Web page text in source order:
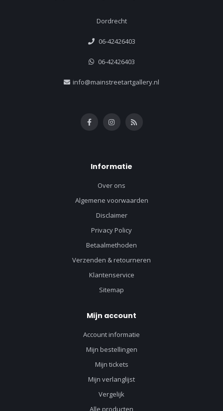
Dordrecht
06-42426403
06-42426403
info@mainstreetartgallery.nl
Informatie
Over ons
Algemene voorwaarden
Disclaimer
Privacy Policy
Betaalmethoden
Verzenden & retourneren
Klantenservice
Sitemap
Mijn account
Account informatie
Mijn bestellingen
Mijn tickets
Mijn verlanglijst
Vergelijk
Alle producten